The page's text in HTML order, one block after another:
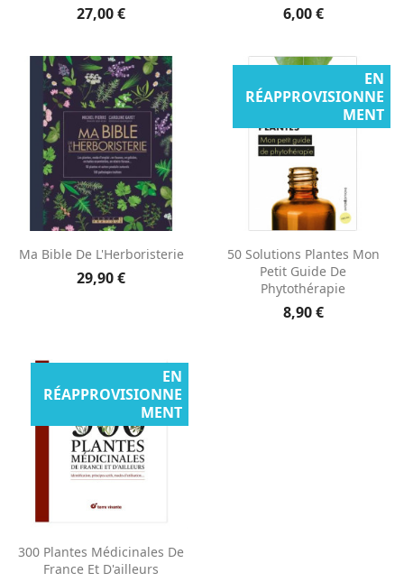
27,00 € 6,00 €
Ma Bible De L'Herboristerie
29,90 €
50 Solutions Plantes Mon
Petit Guide De
Phytothérapie
8,90 €
EN
RÉAPPROVISIONNE
MENT
300 Plantes Médicinales De
France Et D'ailleurs
EN
RÉAPPROVISIONNE
MENT